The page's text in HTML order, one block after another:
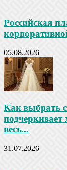
Российская
05.08.2026
Как выбрать
подчеркивает
весь...
31.07.2026